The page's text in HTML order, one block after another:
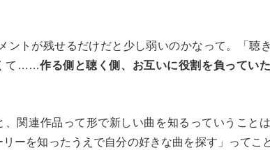
ントが残せるだけだと少し弱いのかなって。「聴
て……作る側と聴く側、お互いに役割を負ってい
、関連作品って形で新しい曲を知るっていうこと
リーを知ったうえで自分の好きな曲を探す」ってこ